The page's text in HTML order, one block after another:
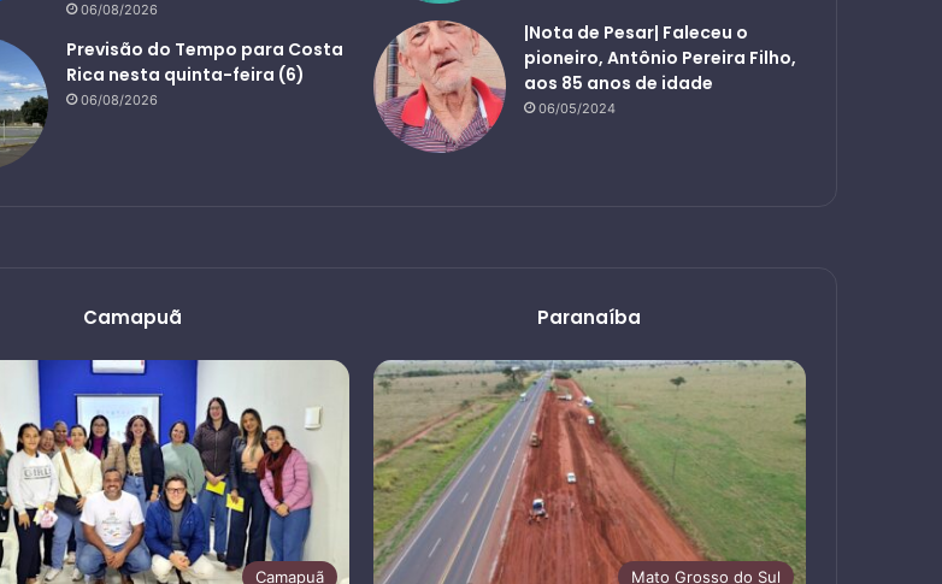
06/08/2026
Previsão do Tempo para Costa
Rica nesta quinta-feira (6)
06/08/2026
|Nota de Pesar| Faleceu o
pioneiro, Antônio Pereira Filho,
aos 85 anos de idade
06/05/2024
Camapuã
Camapuã
Paranaíba
Mato Grosso do Sul